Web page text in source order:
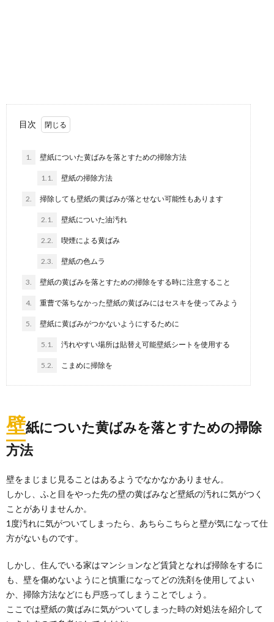
目次
1. 壁紙についた黄ばみを落とすための掃除方法
1.1. 壁紙の掃除方法
2. 掃除しても壁紙の黄ばみが落とせない可能性もあります
2.1. 壁紙についた油汚れ
2.2. 喫煙による黄ばみ
2.3. 壁紙の色ムラ
3. 壁紙の黄ばみを落とすための掃除をする時に注意すること
4. 重曹で落ちなかった壁紙の黄ばみにはセスキを使ってみよう
5. 壁紙に黄ばみがつかないようにするために
5.1. 汚れやすい場所は貼替え可能壁紙シートを使用する
5.2. こまめに掃除を
壁紙についた黄ばみを落とすための掃除
方法
壁をまじまじ見ることはあるようでなかなかありません。
しかし、ふと目をやった先の壁の黄ばみなど壁紙の汚れに気がつく
ことがありませんか。
1度汚れに気がついてしまったら、あちらこちらと壁が気になって仕
方がないものです。
しかし、住んでいる家はマンションなど賃貸となれば掃除をするに
も、壁を傷めないようにと慎重になってどの洗剤を使用してよい
か、掃除方法などにも戸惑ってしまうことでしょう。
ここでは壁紙の黄ばみに気がついてしまった時の対処法を紹介して